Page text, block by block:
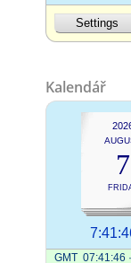
Kalendář